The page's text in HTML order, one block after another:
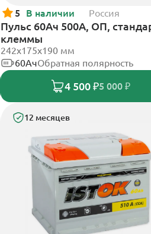
5 В наличии Россия
Пульс 60Ач 500А, ОП,
клеммы
242x175x190 мм
60АчОбратная полярность
4 500 ₽5 000 ₽
12 месяцев